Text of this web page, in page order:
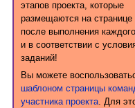
этапов проекта, которые
размещаются на странице
после выполнения
и в соответствии с
заданий!
Вы можете
шаблоном страницы
участника проекта. Для